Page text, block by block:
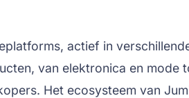
actief in
van elektronica en mode
Het ecosysteem van